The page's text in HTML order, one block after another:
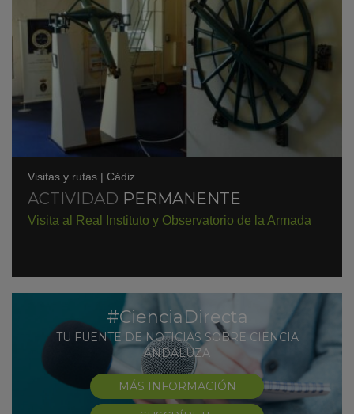
Visitas y rutas | Cádiz
ACTIVIDAD PERMANENTE
Visita al Real Instituto y Observatorio de la Armada
#CienciaDirecta
TU FUENTE DE NOTICIAS SOBRE CIENCIA
ANDALUZA
MÁS INFORMACIÓN